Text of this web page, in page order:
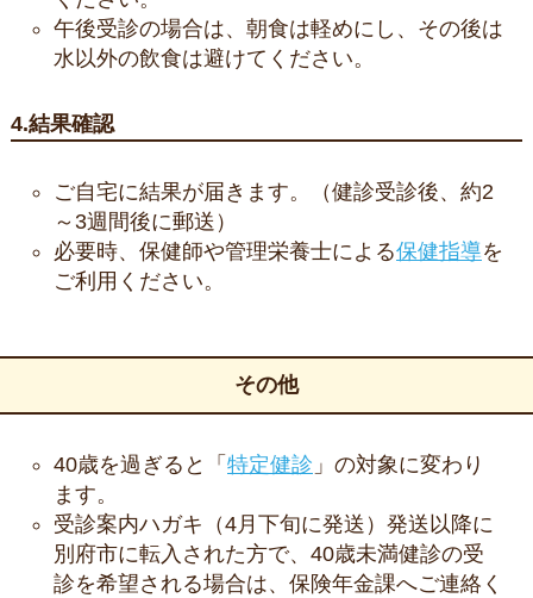
午後受診の場合は、朝食は軽めにし、その後は
水以外の飲食は避けてください。
4.結果確認
ご自宅に結果が届きます。（健診受診後、約2
～3週間後に郵送）
必要時、保健師や管理栄養士による保健指導を
ご利用ください。
その他
40歳を過ぎると「 特定健診 」の対象に変わり
ます。
受診案内ハガキ（4月下旬に発送）発送以降に
別府市に転入された方で、40歳未満健診の受
診を希望される場合は、保険年金課へご連絡く